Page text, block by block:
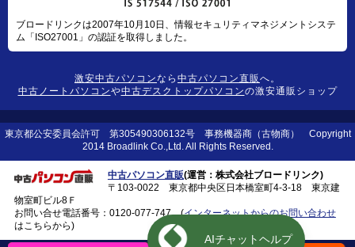
ブロードリンクは2007年10月10日、情報セキュリティマネジメントシステ
ム「ISO27001」の認証を取得しました。
激安中古パソコンなら 中古パソコン直販 へ。
中古ノートパソコンや中古デスクトップパソコンの激安通販ショップ
東京都公安委員会許可 第305490306132号 事務機器商（古物商） Copyright
2014 Broadlink Co.,Ltd. All Rights Reserved.
中古パソコン直販(運営：株式会社ブロードリンク)
〒103-0022 東京都中央区日本橋室町4-3-18 東京建
物室町ビル8Ｆ
お問い合せ電話番号： 0120-077-747(インターネットからのお問い合わせ
はこちらから)